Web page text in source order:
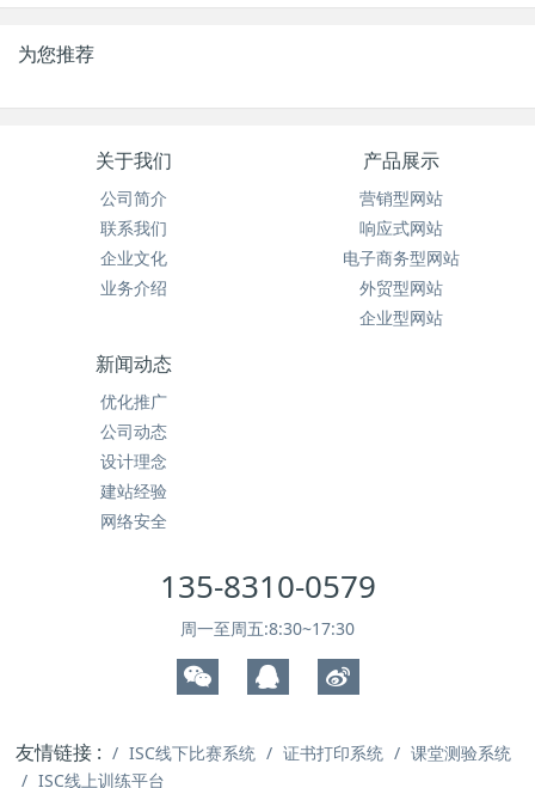
为您推荐
关于我们
公司简介
联系我们
企业文化
业务介绍
产品展示
营销型网站
响应式网站
电子商务型网站
外贸型网站
企业型网站
新闻动态
优化推广
公司动态
设计理念
建站经验
网络安全
135-8310-0579
周一至周五:8:30~17:30
友情链接 : ISC线下比赛系统 证书打印系统
课堂测验系统
ISC线上训练平台